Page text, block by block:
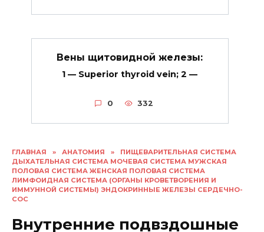
ГЛАВНАЯ » АНАТОМИЯ »
ПИЩЕВАРИТЕЛЬНАЯ СИСТЕМА
ДЫХАТЕЛЬНАЯ СИСТЕМА МОЧЕВАЯ СИСТЕМА МУЖСКАЯ
ПОЛОВАЯ СИСТЕМА ЖЕНСКАЯ ПОЛОВАЯ СИСТЕМА
ЛИМФОИДНАЯ СИСТЕМА (ОРГАНЫ КРОВЕТВОРЕНИЯ И
ИММУННОЙ СИСТЕМЫ) ЭНДОКРИННЫЕ ЖЕЛЕЗЫ СЕРДЕЧНО-
СОС
Внутренние подвздошные
Вены щитовидной железы:
1 — Superior thyroid vein; 2 —
0 332